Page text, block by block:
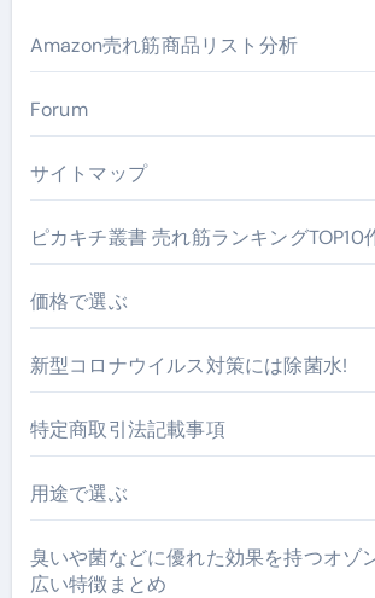
Amazon売れ筋商品リスト分析
Forum
サイトマップ
ピカキチ叢書 売れ筋ランキングTOP10
価格で選ぶ
新型コロナウイルス対策には除菌水!
特定商取引法記載事項
用途で選ぶ
臭いや菌などに優れた効果を持つオゾ
広い特徴まとめ